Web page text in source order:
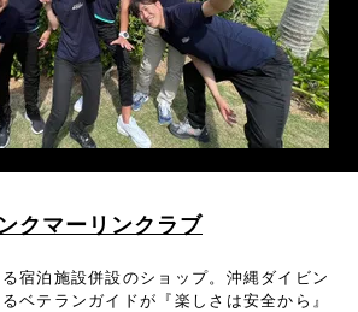
クマーリンクラブ
宿泊施設併設のショップ。沖縄ダイビン
ベテランガイドが『楽しさは安全から』